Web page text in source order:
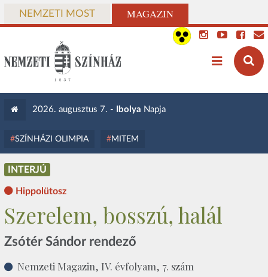
NEMZETI MOST MAGAZIN
2026. augusztus 7. - Ibolya Napja
SZÍNHÁZI OLIMPIA MITEM
INTERJÚ
Hippolütosz
Szerelem, bosszú, halál
Zsótér Sándor rendező
Nemzeti Magazin, IV. évfolyam, 7. szám